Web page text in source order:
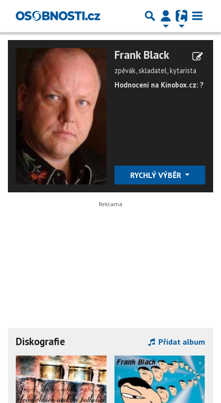
Frank Black
zpěvák, skladatel, kytarista
Hodnocení na Kinobox.cz: ?
RYCHLÝ VÝBĚR
Diskografie Přidat album